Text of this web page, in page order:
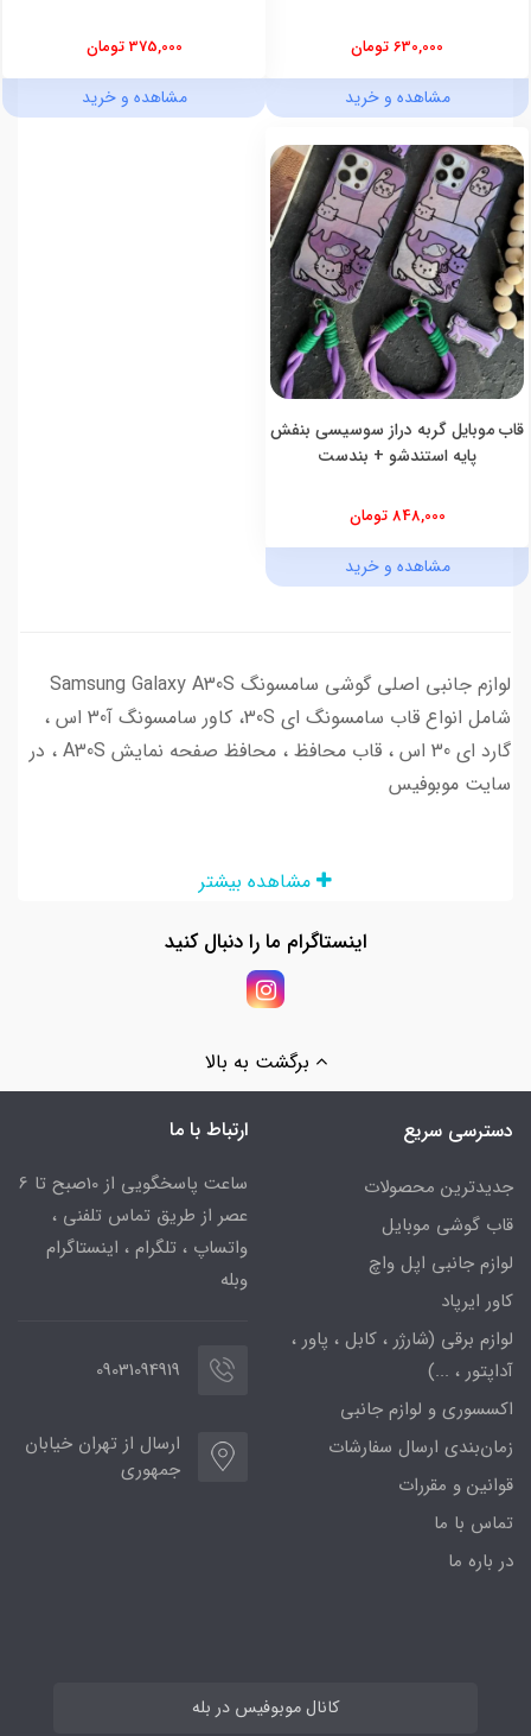
630,000 تومان
مشاهده و خرید
375,000 تومان
مشاهده و خرید
قاب موبایل گربه دراز سوسیسی بنفش
پایه استندشو + بندست
848,000 تومان
مشاهده و خرید
لوازم جانبی اصلی گوشی سامسونگ Samsung Galaxy A30S
شامل انواع قاب سامسونگ ای 30S، کاور سامسونگ آ30 اس ،
گارد ای 30 اس ، قاب محافظ ، محافظ صفحه نمایش A30S ، در
سایت موبوفیس
مشاهده بیشتر
اینستاگرام ما را دنبال کنید
برگشت به بالا
دسترسی سریع
جدیدترین محصولات
قاب گوشی موبایل
لوازم جانبی اپل واچ
کاور ایرپاد
لوازم برقی (شارژر ، کابل ، پاور ،
آداپتور ، ...)
اکسسوری و لوازم جانبی
زمان‌بندی ارسال سفارشات
قوانین و مقررات
تماس با ما
در باره ما
ارتباط با ما
ساعت پاسخگویی از 10صبح تا 6
عصر از طریق تماس تلفنی ،
واتساپ ، تلگرام ، اینستاگرام
وبله
09031094919
ارسال از تهران خیابان
جمهوری
کانال موبوفیس در بله